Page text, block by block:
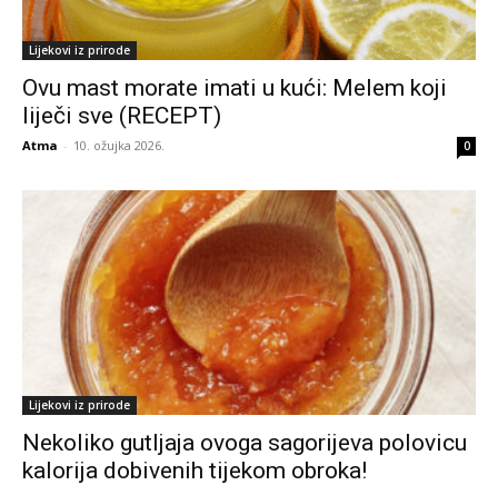
Lijekovi iz prirode
Ovu mast morate imati u kući: Melem koji
liječi sve (RECEPT)
Atma - 10. ožujka 2026. 0
Lijekovi iz prirode
Nekoliko gutljaja ovoga sagorijeva polovicu
kalorija dobivenih tijekom obroka!